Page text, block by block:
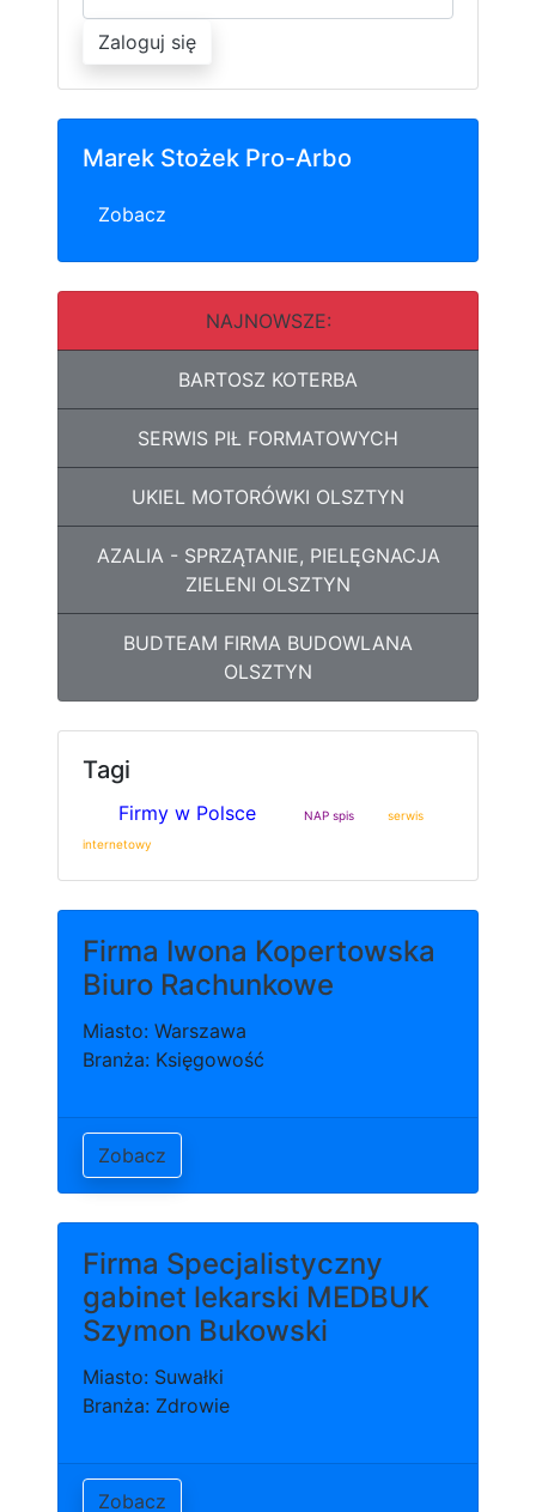
Zaloguj się
Marek Stożek Pro-Arbo
Zobacz
NAJNOWSZE:
BARTOSZ KOTERBA
SERWIS PIŁ FORMATOWYCH
UKIEL MOTORÓWKI OLSZTYN
AZALIA - SPRZĄTANIE, PIELĘGNACJA
ZIELENI OLSZTYN
BUDTEAM FIRMA BUDOWLANA
OLSZTYN
Tagi
Firmy w Polsce NAP spis
serwis
internetowy
Firma Iwona Kopertowska
Biuro Rachunkowe
Miasto: Warszawa
Branża: Księgowość
Zobacz
Firma Specjalistyczny
gabinet lekarski MEDBUK
Szymon Bukowski
Miasto: Suwałki
Branża: Zdrowie
Zobacz